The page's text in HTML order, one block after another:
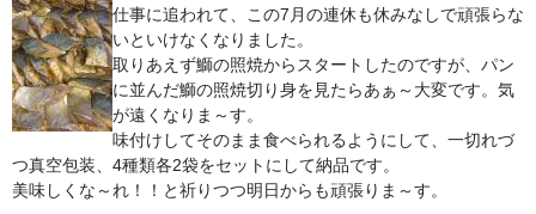
刺身セット
鍋セット
身欠き
その他ふぐセット
仕事に追われて、この7月の連休も休みなしで頑張らな
いといけなくなりました。
取りあえず鰤の照焼からスタートしたのですが、パン
に並んだ鰤の照焼切り身を見たらあぁ～大変です。気
が遠くなりま～す。
味付けしてそのまま食べられるようにして、一切れづ
つ真空包装、4種類各2袋をセットにして納品です。
美味しくな～れ！！と祈りつつ明日からも頑張りま～す。